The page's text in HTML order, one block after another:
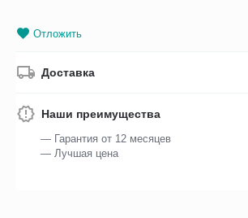
Отложить
Доставка
Наши преимущества
— Гарантия от 12 месяцев
— Лучшая цена